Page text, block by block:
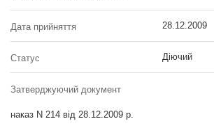
Дата прийняття 28.12.2009
Статус Діючий
Затверджуючий документ
наказ N 214 від 28.12.2009 р.